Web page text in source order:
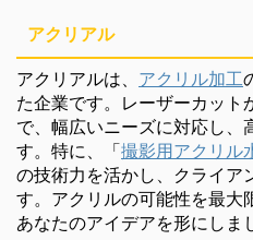
アクリアル
アクリアルは、 アクリル加工
た企業です。レーザーカット
で、幅広いニーズに対応し、
す。特に、「撮影用アクリル
の技術力を活かし、クライア
す。アクリルの可能性を最大
あなたのアイデアを形にしま